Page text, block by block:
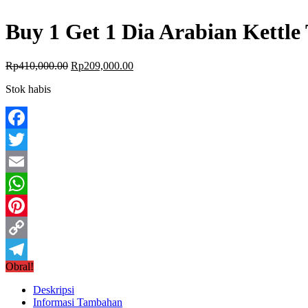
Buy 1 Get 1 Dia Arabian Kettle
Rp410,000.00 Rp209,000.00
Stok habis
Facebook
Twitter
Email
WhatsApp
Pinterest
Copy
Link
Telegram
Obral!
Deskripsi
Informasi Tambahan